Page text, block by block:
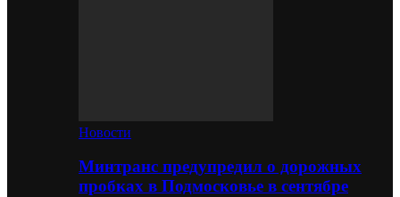
Новости
Минтранс предупредил о дорожных
пробках в Подмосковье в сентябре